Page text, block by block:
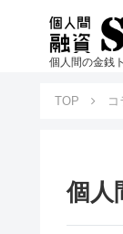
個人間の金銭
TOP コ
個人